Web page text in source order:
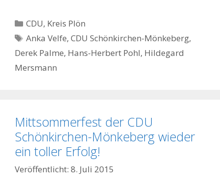
Kategorien
CDU, Kreis Plön
Schlagwörter
Anka Velfe,CDU Schönkirchen-Mönkeberg,
Derek Palme, Hans-Herbert Pohl, Hildegard
Mersmann
Mittsommerfest der CDU
Schönkirchen-Mönkeberg wieder
ein toller Erfolg!
8. Juli 2015